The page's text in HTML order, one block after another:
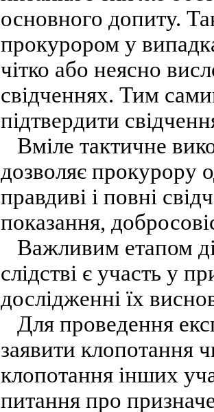
основного допиту.
прокурором у
чітко або неясно
свідченнях. Тим
підтвердити
Вміле тактичне
дозволяє прокурору
правдиві і повні
показання,
Важливим етапом
слідстві є участь у
дослідженні їх
Для проведення
заявити клопотання
клопотання інших
питання про